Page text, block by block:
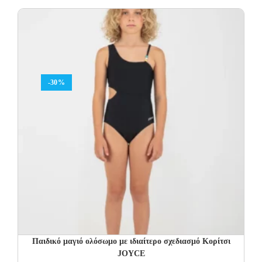
24.00€.
-30%
Παιδικό μαγιό ολόσωμο με ιδιαίτερο σχεδιασμό Κορίτσι
JOYCE